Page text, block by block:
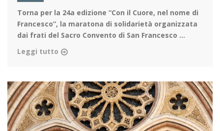
Torna per la 24a edizione “Con il Cuore, nel nome di
Francesco”, la maratona di solidarietà organizzata
dai frati del Sacro Convento di San Francesco ...
Leggi tutto